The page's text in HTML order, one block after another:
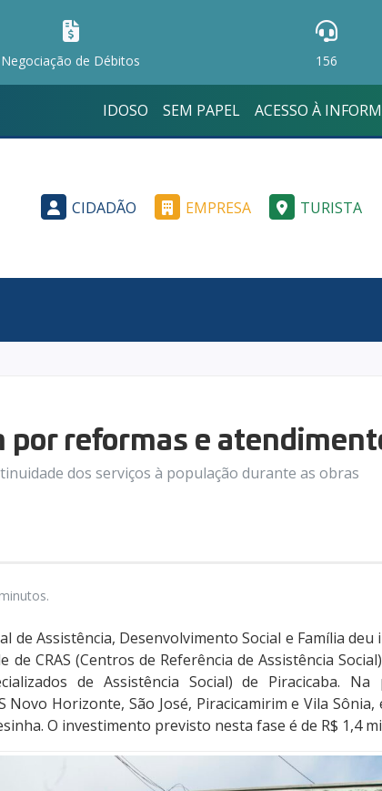
Negociação de Débitos 156
IDOSO SEM PAPEL ACESSO À
CIDADÃO EMPRESA TURISTA
por reformas e
dos serviços à população durante as obras
de Assistência, Desenvolvimento Social e Família
CRAS (Centros de Referência de Assistência
de Assistência Social) de Piracicaba.
Novo Horizonte, São José, Piracicamirim e Vila Sônia,
O investimento previsto nesta fase é de R$ 1,4